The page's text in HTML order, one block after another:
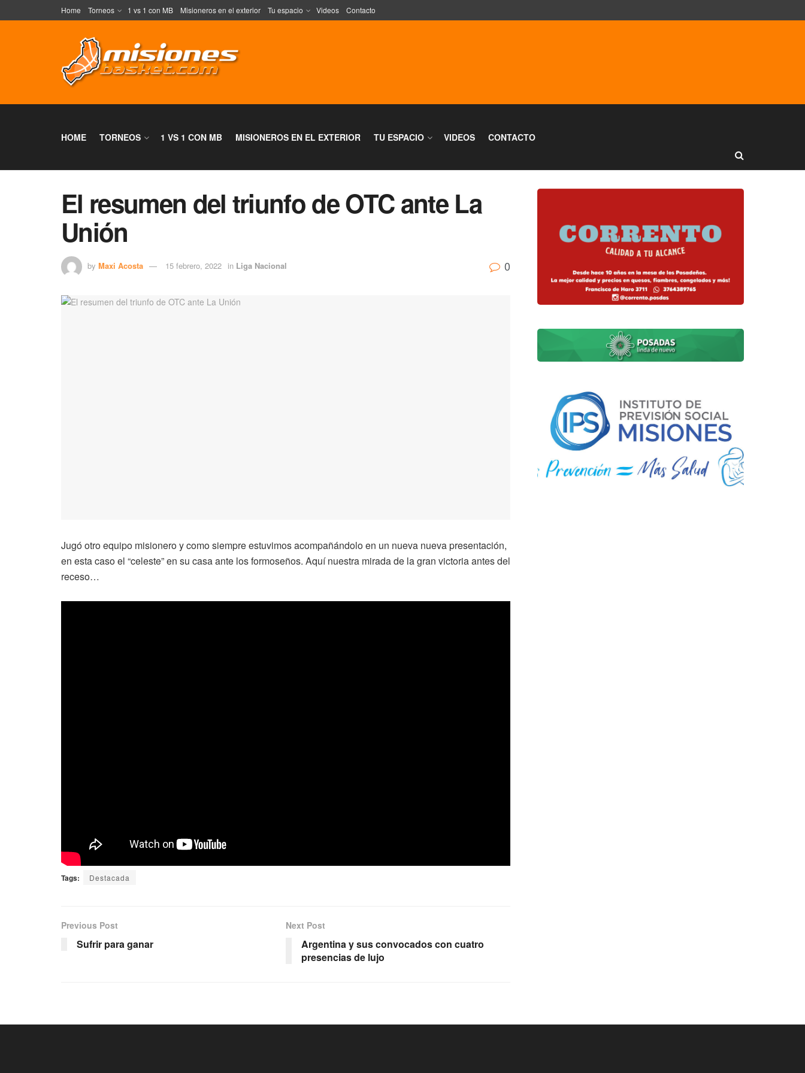
Home Torneos 1 vs 1 con MB Misioneros en el exterior Tu espacio Videos Contacto
HOME TORNEOS 1 VS 1 CON MB MISIONEROS EN EL EXTERIOR TU ESPACIO VIDEOS CONTACTO
El resumen del triunfo de OTC ante La
Unión
by Maxi Acosta 15 febrero, 2022 in Liga Nacional 0
Jugó otro equipo misionero y como siempre estuvimos acompañándolo en un nueva nueva presentación,
en esta caso el “celeste” en su casa ante los formoseños. Aquí nuestra mirada de la gran victoria antes del
receso…
Tags: Destacada
Previous Post
Sufrir para ganar
Next Post
Argentina y sus convocados con cuatro
presencias de lujo